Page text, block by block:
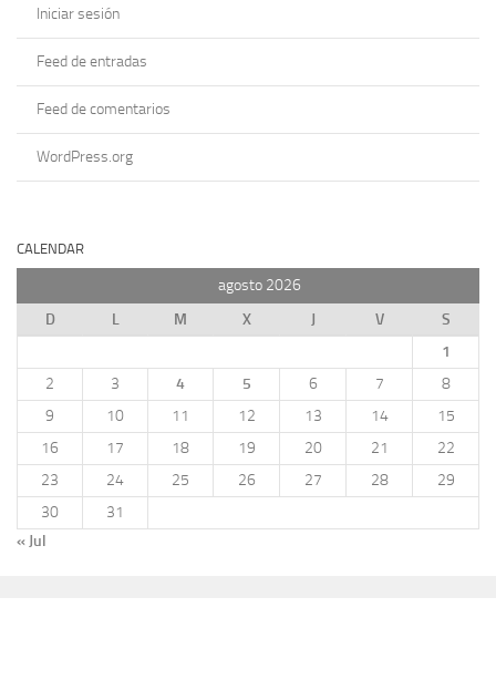
Iniciar sesión
Feed de entradas
Feed de comentarios
WordPress.org
CALENDAR
agosto 2026
D
L M X J V
S
1
2
3 4 5 6 7
8
9
10 11 12 13 14
15
16
17 18 19 20 21
22
23
24 25 26 27 28
29
30
31
« Jul